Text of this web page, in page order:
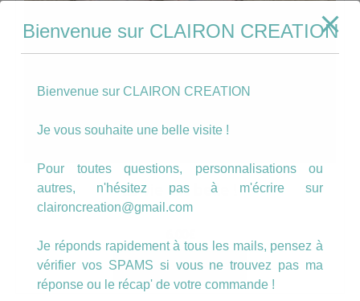
La vie est belle !
AJOUTER AU PANIER
Bienvenue sur CLAIRON CREATION
Bienvenue sur CLAIRON CREATION
Je vous souhaite une belle visite !
Pour toutes questions, personnalisations ou
autres, n'hésitez pas à m'écrire sur
claironcreation@gmail.com
Je réponds rapidement à tous les mails, pensez à
vérifier vos SPAMS si vous ne trouvez pas ma
réponse ou le récap' de votre commande !